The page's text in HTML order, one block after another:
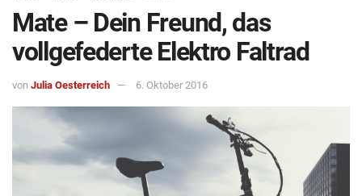
Mate – Dein Freund, das
vollgefederte Elektro Faltrad
von Julia Oesterreich 6. Oktober 2016